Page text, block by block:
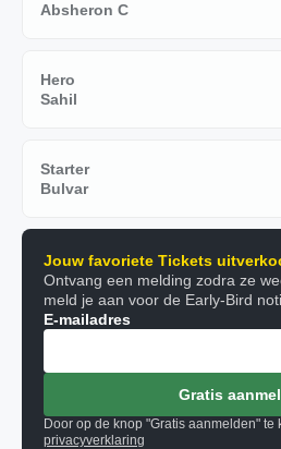
Absheron C
Hero
Sahil
Starter
Bulvar
Jouw favoriete Tickets
Ontvang een melding zodra ze
meld je aan voor de Early-Bird
E-mailadres
Gratis
Door op de knop "Gratis aanmelden" te
privacyverklaring